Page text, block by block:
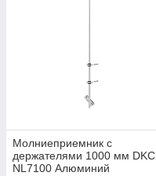
Молниеприемник с
держателями 1000 мм DKC
NL7100 Алюминий